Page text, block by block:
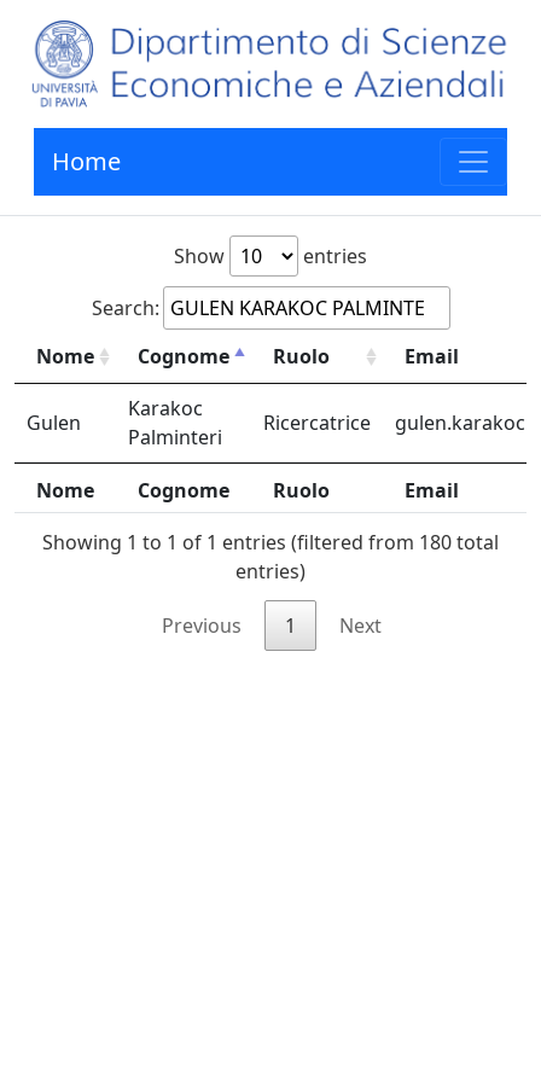
Home
Show
entries
Search:
Nome
Cognome Ruolo
Email
Cognome
Nome Cognome Ruolo Email
Gulen
Karakoc
Palminteri
Ricercatrice
Nome Cognome Ruolo
Email
Showing 1 to 1 of 1 entries (filtered from 180 total
entries)
Previous 1 Next